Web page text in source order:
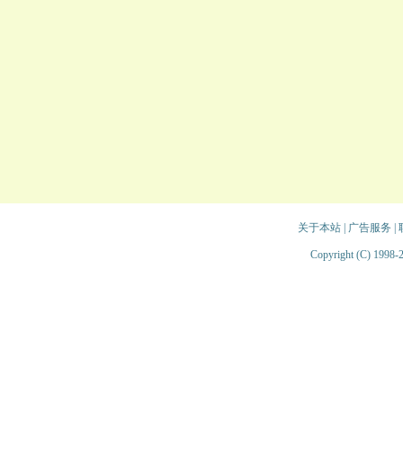
关于本站| 广告服务
Copyright (C) 1998-